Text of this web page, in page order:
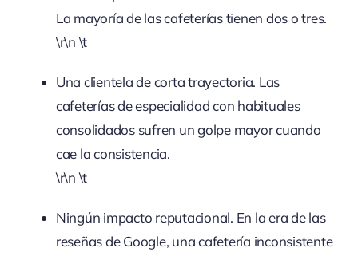
La mayoría de las cafeterías tienen dos o tres.
\r\n \t
Una clientela de corta trayectoria. Las
cafeterías de especialidad con habituales
consolidados sufren un golpe mayor cuando
cae la consistencia.
\r\n \t
Ningún impacto reputacional. En la era de las
reseñas de Google, una cafetería inconsistente